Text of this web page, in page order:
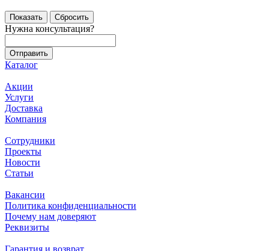
Сбросить
Нужна консультация?
Каталог
Акции
Услуги
Доставка
Компания
Сотрудники
Проекты
Новости
Статьи
Вакансии
Политика конфиденциальности
Почему нам доверяют
Реквизиты
Гарантия и возврат